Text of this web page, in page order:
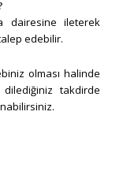
dairesine ileterek
edebilir.
olması halinde
takdirde